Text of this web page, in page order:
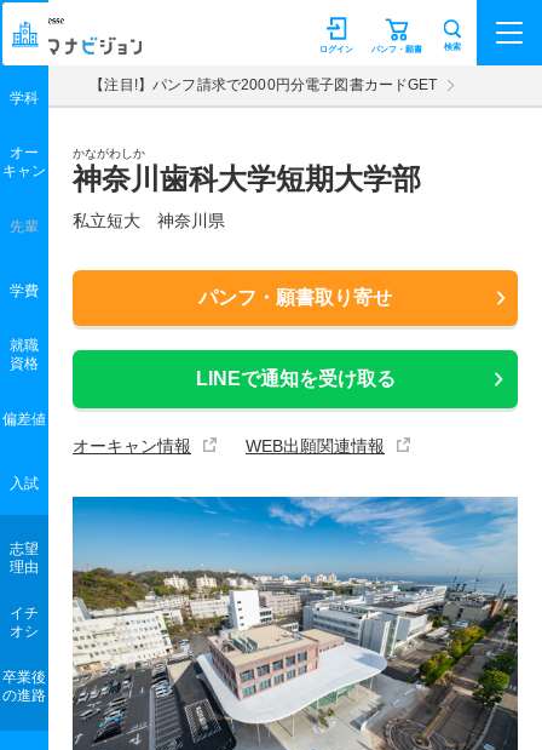
マナビジョン パンフ・願書
ログイン 検索
【注目!】パンフ請求で2000円分電子図書カードGET
かながわしか
神奈川歯科大学短期大学部
私立短大 神奈川県
パンフ・願書取り寄せ
LINEで通知を受け取る
オーキャン情報 WEB出願関連情報
学科
オー
キャン
先輩
学費
就職
資格
偏差値
入試
志望
理由
イチ
オシ
卒業後
の進路